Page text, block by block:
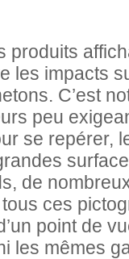
produits
les impacts
C’est
peu
se repérer,
de
ces
point de
les mêmes